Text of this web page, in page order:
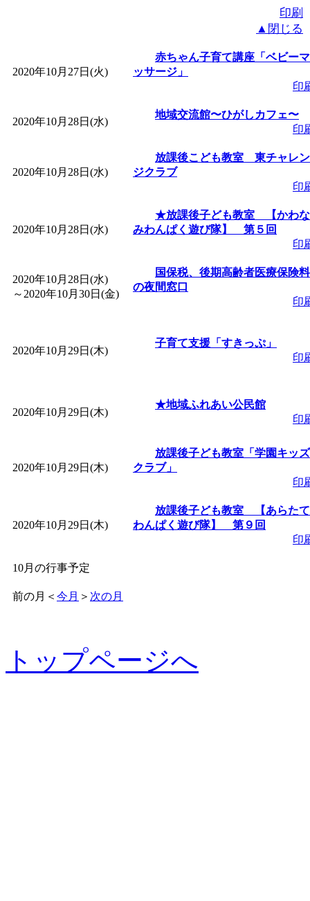
印刷
▲閉じる
2020年10月27日(火)
赤ちゃん子育て講座「ベビーマ
ッサージ」
印
2020年10月28日(水)
地域交流館〜ひがしカフェ〜
印
2020年10月28日(水)
放課後こども教室 東チャレン
ジクラブ
印
2020年10月28日(水)
★放課後子ども教室 【かわな
みわんぱく遊び隊】 第５回
印
2020年10月28日(水)
～ 2020年10月30日(金)
国保税、後期高齢者医療保険料
の夜間窓口
印
2020年10月29日(木)
子育て支援「すきっぷ」
印
2020年10月29日(木)
★地域ふれあい公民館
印
2020年10月29日(木)
放課後子ども教室「学園キッズ
クラブ」
印
2020年10月29日(木)
放課後子ども教室 【あらたて
わんぱく遊び隊】 第９回
印
10月の行事予定
前の月 ＜ 今月 ＞ 次の月
トップページへ